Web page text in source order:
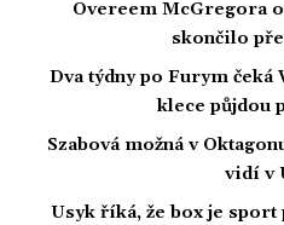
Overeem McGregora
skončilo
Dva týdny po Furym čeká
klece půjdou
Szabová možná v
vidí v
Usyk říká, že box je sport